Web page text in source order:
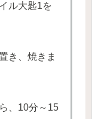
ル大匙1を
き、焼きま
、10分～15